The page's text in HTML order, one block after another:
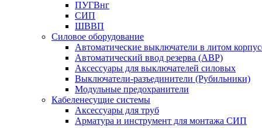
ПУГВнг
СИП
ШВВП
Силовое оборудование
Автоматические выключатели в литом
Автоматический ввод резерва (АВР)
Аксессуары для выключателей силовых
Выключатели-разъединители (Рубильники)
Модульные предохранители
Кабеленесущие системы
Аксессуары для труб
Арматура и инструмент для монтажа СИП